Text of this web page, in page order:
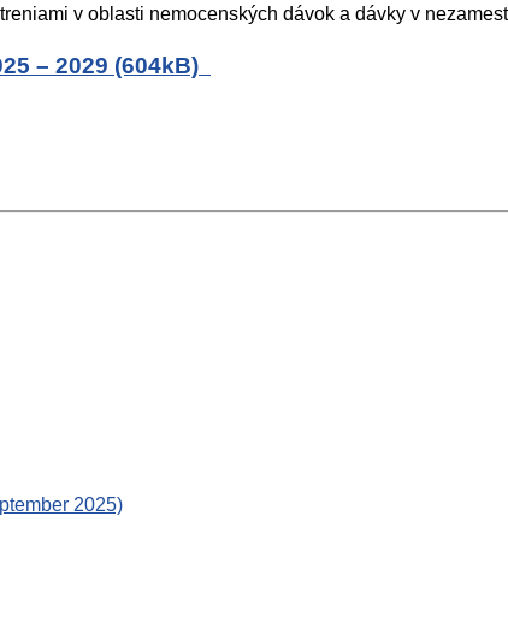
v oblasti nemocenských dávok a dávky v
– 2029 (604kB)
2025)